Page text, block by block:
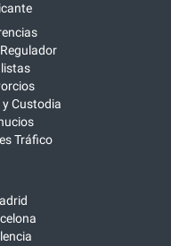
Custodia
Tráfico